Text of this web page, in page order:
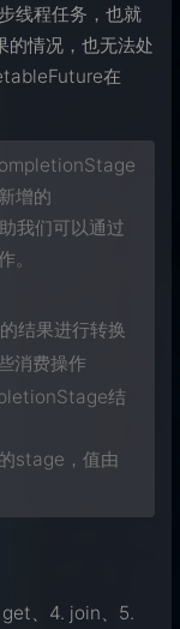
线程任务，也就
的情况，也无法处
在
增的
我们可以通过
。
结果进行转换
消费操作
结
stage，值由
、4. join、5.